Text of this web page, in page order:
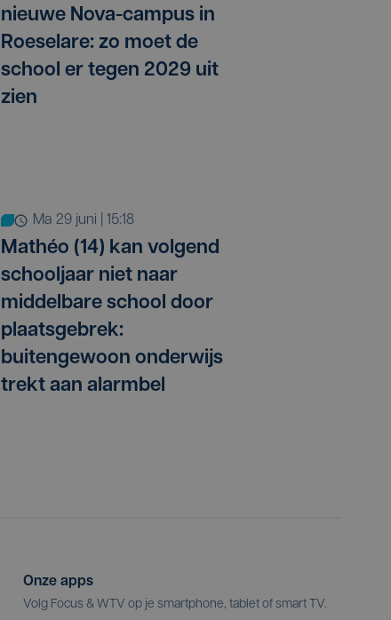
nieuwe Nova-campus in
Roeselare: zo moet de
school er tegen 2029 uit
zien
ma 29 juni | 15:18
Mathéo (14) kan volgend
schooljaar niet naar
middelbare school door
plaatsgebrek:
buitengewoon onderwijs
trekt aan alarmbel
Onze apps
Volg Focus & WTV op je smartphone, tablet of smart TV.